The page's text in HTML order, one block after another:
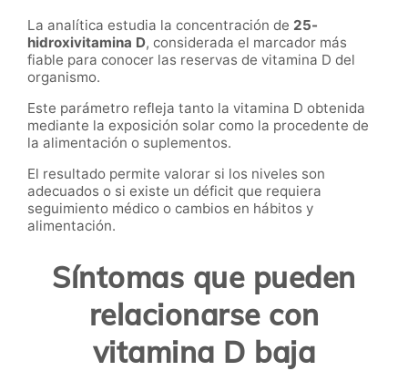
La analítica estudia la concentración de 25-
hidroxivitamina D, considerada el marcador más
fiable para conocer las reservas de vitamina D del
organismo.
Este parámetro refleja tanto la vitamina D obtenida
mediante la exposición solar como la procedente de
la alimentación o suplementos.
El resultado permite valorar si los niveles son
adecuados o si existe un déficit que requiera
seguimiento médico o cambios en hábitos y
alimentación.
Síntomas que pueden
relacionarse con
vitamina D baja